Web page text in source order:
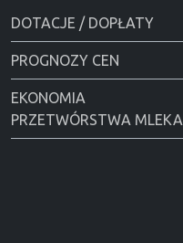
DOTACJE / DOPŁATY
PROGNOZY CEN
EKONOMIA
PRZETWÓRSTWA MLEKA